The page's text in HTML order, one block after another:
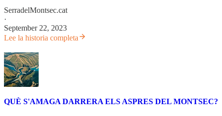
SerradelMontsec.cat
·
September 22, 2023
Lee la historia completa
QUÈ S'AMAGA DARRERA ELS ASPRES DEL MONTSEC?